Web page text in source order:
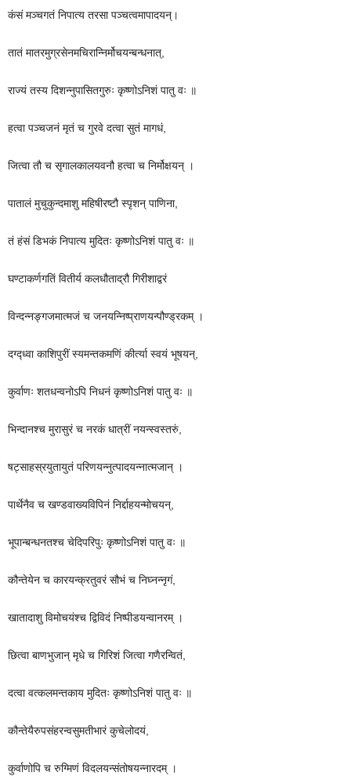
कंसं मञ्चगतं निपात्य तरसा पञ्चत्वमापादयन्।
तातं मातरमुग्रसेनमचिरान्निर्मोचयन्बन्धनात्,
राज्यं तस्य दिशन्नुपासितगुरुः कृष्णोऽनिशं पातु वः ॥
हत्वा पञ्चजनं मृतं च गुरवे दत्वा सुतं मागधं,
जित्वा तौ च सृगालकालयवनौ हत्वा च निर्मोक्षयन् ।
पातालं मुचुकुन्दमाशु महिषीरष्टौ स्पृशन् पाणिना,
तं हंसं डिभकं निपात्य मुदितः कृष्णोऽनिशं पातु वः ॥
घण्टाकर्णगतिं वितीर्य कलधौताद्रौ गिरीशाद्वरं
विन्दन्नङ्गजमात्मजं च जनयन्निष्प्राणयन्पौण्ड्रकम् ।
दग्द्ध्वा काशिपुरीं स्यमन्तकमणिं कीर्त्या स्वयं भूषयन्,
कुर्वाणः शतधन्वनोऽपि निधनं कृष्णोऽनिशं पातु वः ॥
भिन्दानश्च मुरासुरं च नरकं धात्रीं नयन्स्वस्तरुं,
षट्साहस्रयुतायुतं परिणयन्नुत्पादयन्नात्मजान् ।
पार्थेनैव च खण्डवाख्यविपिनं निर्द्दाहयन्मोचयन्,
भूपान्बन्धनतश्च चेदिपरिपुः कृष्णोऽनिशं पातु वः ॥
कौन्तेयेन च कारयन्क्रतुवरं सौभं च निघ्नन्नृगं,
खातादाशु विमोचयंश्च द्विविदं निष्पीडयन्वानरम् ।
छित्वा बाणभुजान् मृधे च गिरिशं जित्वा गणैरन्वितं,
दत्वा वत्कलमन्तकाय मुदितः कृष्णोऽनिशं पातु वः ॥
कौन्तेयैरुपसंहरन्वसुमतीभारं कुचेलोदयं,
कुर्वाणोपि च रुग्मिणं विदलयन्संतोषयन्नारदम् ।